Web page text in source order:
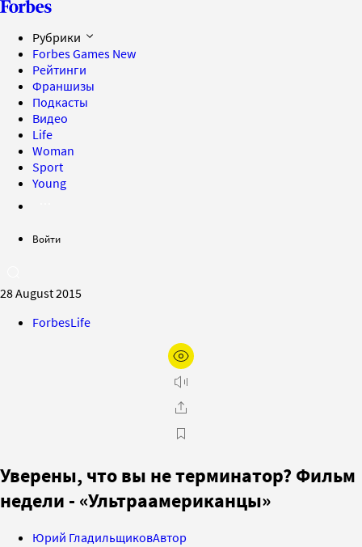
Рубрики
Forbes Games New
Рейтинги
Франшизы
Подкасты
Видео
Life
Woman
Sport
Young
Войти
28 August 2015
ForbesLife
Уверены, что вы не терминатор? Фильм
недели - «Ультраамериканцы»
Юрий ГладильщиковАвтор